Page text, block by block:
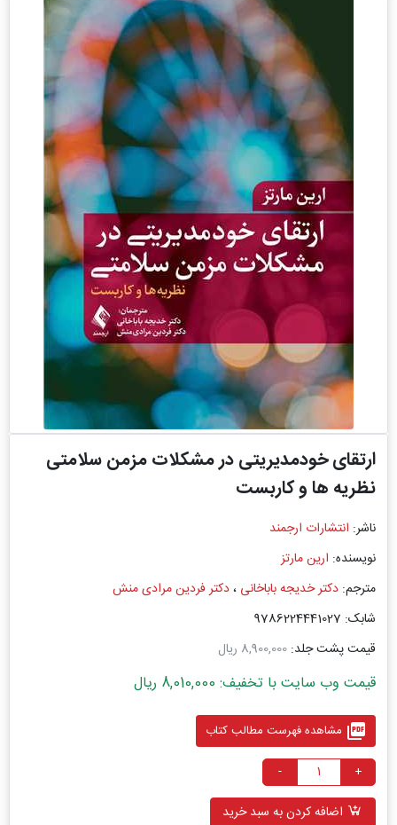
ارتقای خودمدیریتی در مشکلات مزمن سلامتی
نظریه ‌ها و کاربست‌
ناشر: انتشارات ارجمند
نویسنده: ارین مارتز
مترجم: دکتر خدیجه باباخانی ،دکتر فردین مرادی ‌منش
شابک: 9786224441027
قیمت پشت جلد: 8,900,000 ریال
قیمت وب سایت با تخفیف: 8,010,000 ریال
picture_as_pdf مشاهده فهرست مطالب کتاب
+
-
اضافه کردن به سبد خرید